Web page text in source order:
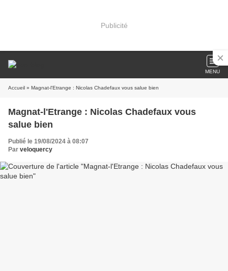
Publicité
MENU
Accueil » Magnat-l'Etrange : Nicolas Chadefaux vous salue bien
Magnat-l'Etrange : Nicolas Chadefaux vous
salue bien
Publié le 19/08/2024 à 08:07
Par veloquercy